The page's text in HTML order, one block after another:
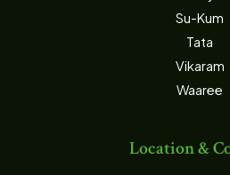
Su-Kum
Tata
Vikaram
Waaree
Location &